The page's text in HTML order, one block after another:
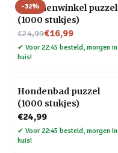
-32%
Bloemenwinkel puzzel
(1000 stukjes)
€24,99
Nu voor€16,99
✔ Voor 22:45 besteld, morgen in
huis!
Hondenbad puzzel
(1000 stukjes)
€24,99
✔ Voor 22:45 besteld, morgen in
huis!